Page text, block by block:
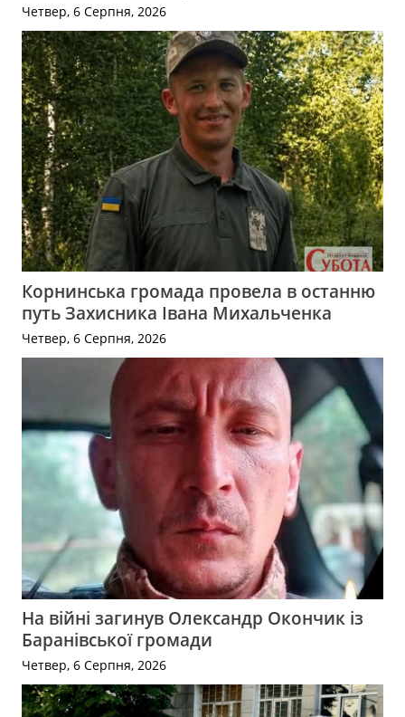
Четвер, 6 Серпня, 2026
Корнинська громада провела в останню
путь Захисника Івана Михальченка
Четвер, 6 Серпня, 2026
На війні загинув Олександр Окончик із
Баранівської громади
Четвер, 6 Серпня, 2026